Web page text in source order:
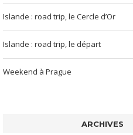
Islande : road trip, le Cercle d’Or
Islande : road trip, le départ
Weekend à Prague
ARCHIVES